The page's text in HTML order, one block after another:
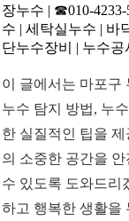
장누수 | ☎010-
수 | 세탁실누수 | 바
단누수장비 | 누수공
이 글에서는 마포구
누수 탐지 방법, 누
한 실질적인 팁을
의 소중한 공간을
수 있도록 도와드리
하고 행복한 생활을